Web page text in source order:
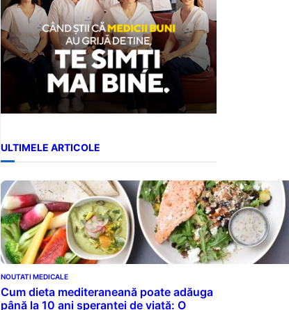
ULTIMELE ARTICOLE
NOUTATI MEDICALE
Cum dieta mediteraneană poate adăuga
până la 10 ani speranței de viață: O